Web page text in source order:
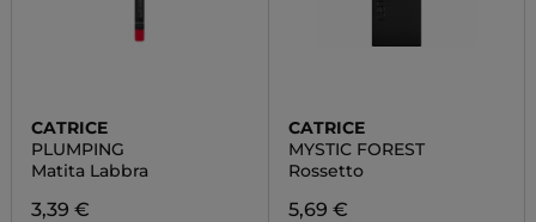
CATRICE
PLUMPING
Matita Labbra
3,39 €
CATRICE
MYSTIC FOREST
Rossetto
5,69 €